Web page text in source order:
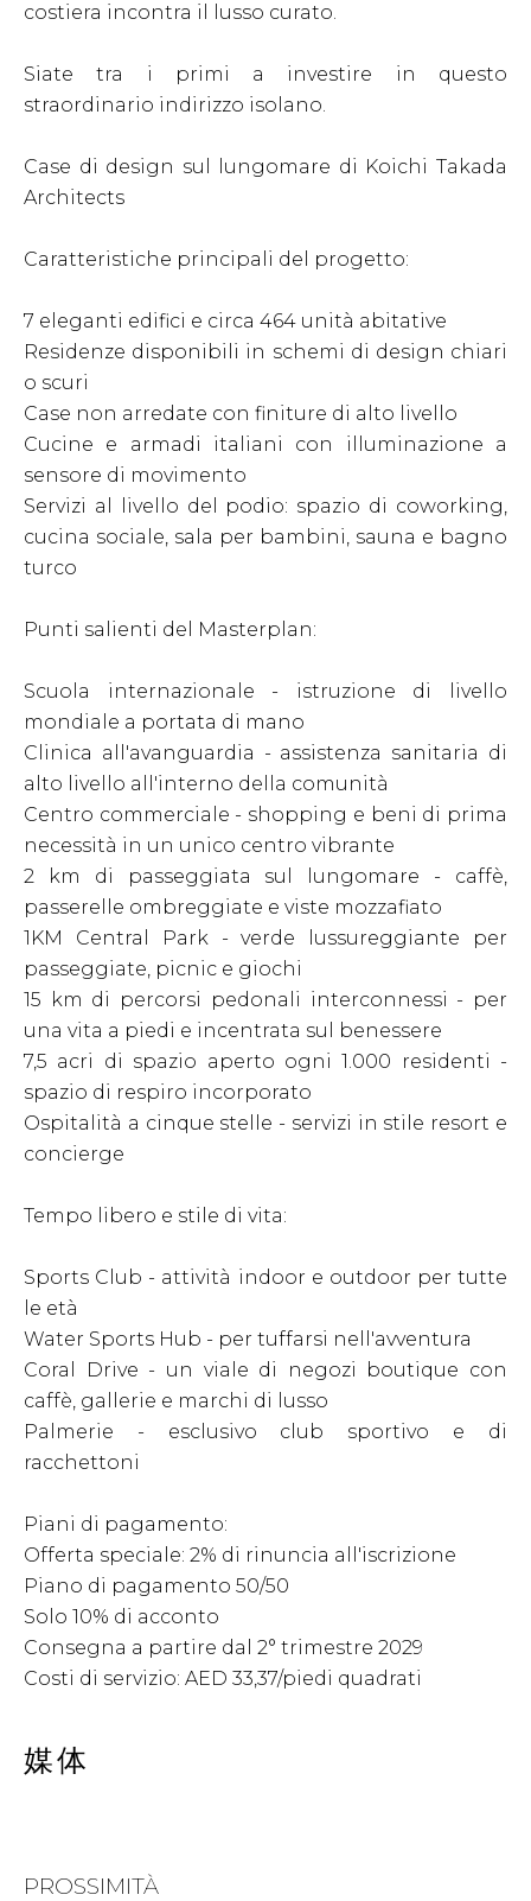
costiera incontra il lusso curato.
Siate tra i primi a investire in questo
straordinario indirizzo isolano.
Case di design sul lungomare di Koichi Takada
Architects
Caratteristiche principali del progetto:
7 eleganti edifici e circa 464 unità abitative
Residenze disponibili in schemi di design chiari
o scuri
Case non arredate con finiture di alto livello
Cucine e armadi italiani con illuminazione a
sensore di movimento
Servizi al livello del podio: spazio di coworking,
cucina sociale, sala per bambini, sauna e bagno
turco
Punti salienti del Masterplan:
Scuola internazionale - istruzione di livello
mondiale a portata di mano
Clinica all'avanguardia - assistenza sanitaria di
alto livello all'interno della comunità
Centro commerciale - shopping e beni di prima
necessità in un unico centro vibrante
2 km di passeggiata sul lungomare - caffè,
passerelle ombreggiate e viste mozzafiato
1KM Central Park - verde lussureggiante per
passeggiate, picnic e giochi
15 km di percorsi pedonali interconnessi - per
una vita a piedi e incentrata sul benessere
7,5 acri di spazio aperto ogni 1.000 residenti -
spazio di respiro incorporato
Ospitalità a cinque stelle - servizi in stile resort e
concierge
Tempo libero e stile di vita:
Sports Club - attività indoor e outdoor per tutte
le età
Water Sports Hub - per tuffarsi nell'avventura
Coral Drive - un viale di negozi boutique con
caffè, gallerie e marchi di lusso
Palmerie - esclusivo club sportivo e di
racchettoni
Piani di pagamento:
Offerta speciale: 2% di rinuncia all'iscrizione
Piano di pagamento 50/50
Solo 10% di acconto
Consegna a partire dal 2° trimestre 2029
Costi di servizio: AED 33,37/piedi quadrati
媒体
PROSSIMITÀ